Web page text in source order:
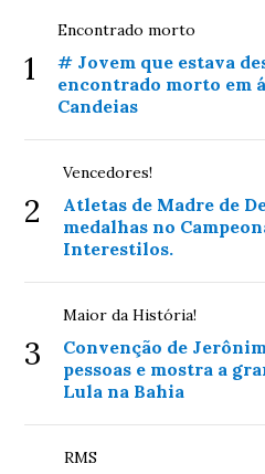
1
Encontrado morto
# Jovem que estava
encontrado morto em
Candeias
2
Vencedores!
Atletas de Madre de
medalhas no
Interestilos.
3
Maior da História!
Convenção de
pessoas e mostra a
Lula na Bahia
RMS